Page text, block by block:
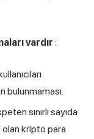
vardır :
bulunmaması.
sınırlı sayıda
olan kripto para